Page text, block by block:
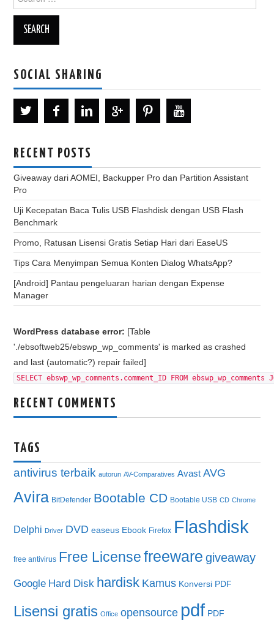
for:
SOCIAL SHARING
RECENT POSTS
Giveaway dari AOMEI, Backupper Pro dan Partition Assistant
Pro
Uji Kecepatan Baca Tulis USB Flashdisk dengan USB Flash
Benchmark
Promo, Ratusan Lisensi Gratis Setiap Hari dari EaseUS
Tips Cara Menyimpan Semua Konten Dialog WhatsApp?
[Android] Pantau pengeluaran harian dengan Expense
Manager
WordPress database error: [Table
'./ebsoftweb25/ebswp_wp_comments' is marked as crashed
and last (automatic?) repair failed]
SELECT ebswp_wp_comments.comment_ID FROM
RECENT COMMENTS
TAGS
antivirus terbaik autorun AV-Comparatives Avast AVG
Avira BitDefender Bootable CD Bootable USB CD Chrome
Delphi Driver DVD easeus Ebook Firefox Flashdisk
free antivirus Free License freeware giveaway
Google Hard Disk hardisk Kamus Konversi PDF
Lisensi gratis Office opensource pdf PDF